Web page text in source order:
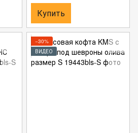
Купить
−30%
ВИДЕО